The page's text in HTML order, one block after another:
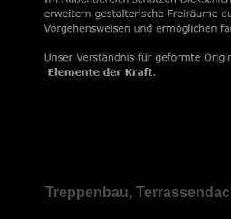
Treppenbau,